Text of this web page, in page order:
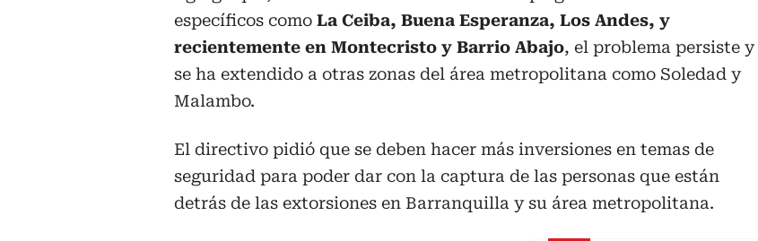
específicos como La Ceiba, Buena Esperanza, Los Andes, y
recientemente en Montecristo y Barrio Abajo, el problema persiste y
se ha extendido a otras zonas del área metropolitana como Soledad y
Malambo.
El directivo pidió que se deben hacer más inversiones en temas de
seguridad para poder dar con la captura de las personas que están
detrás de las extorsiones en Barranquilla y su área metropolitana.